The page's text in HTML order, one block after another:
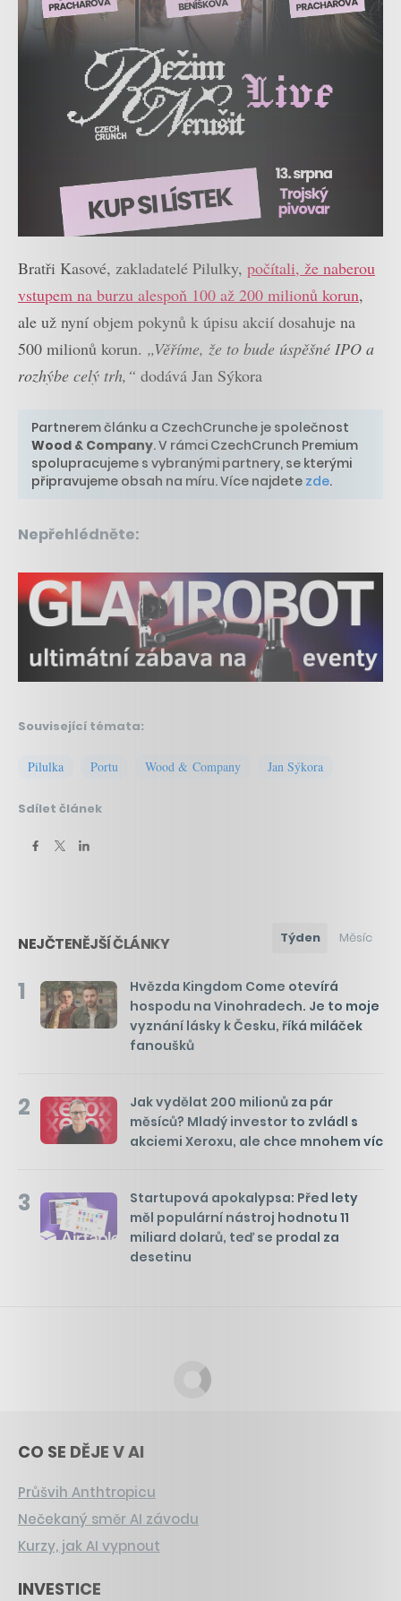
Bratři Kasové, zakladatelé Pilulky, počítali, že naberou
vstupem na burzu alespoň 100 až 200 milionů korun,
ale už nyní objem pokynů k úpisu akcií dosahuje na
500 milionů korun. „Věříme, že to bude úspěšné IPO a
rozhýbe celý trh,“ dodává Jan Sýkora
Partnerem článku a CzechCrunche je společnost
Wood & Company. V rámci CzechCrunch Premium
spolupracujeme s vybranými partnery, se kterými
připravujeme obsah na míru. Více najdete zde.
Nepřehlédněte:
Související témata:
Pilulka Portu Wood & Company Jan Sýkora
Sdílet článek
NEJČTENĚJŠÍ ČLÁNKY Týden Měsíc
1
Hvězda Kingdom Come otevírá
hospodu na Vinohradech. Je to moje
vyznání lásky k Česku, říká miláček
fanoušků
2
Jak vydělat 200 milionů za pár
měsíců? Mladý investor to zvládl s
akciemi Xeroxu, ale chce mnohem víc
3
Startupová apokalypsa: Před lety
měl populární nástroj hodnotu 11
miliard dolarů, teď se prodal za
desetinu
CO SE DĚJE V AI
Průšvih Anthtropicu
Nečekaný směr AI závodu
Kurzy, jak AI vypnout
INVESTICE